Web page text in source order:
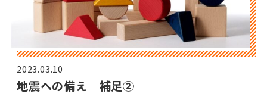
2023.03.10
地震への備え 補足②